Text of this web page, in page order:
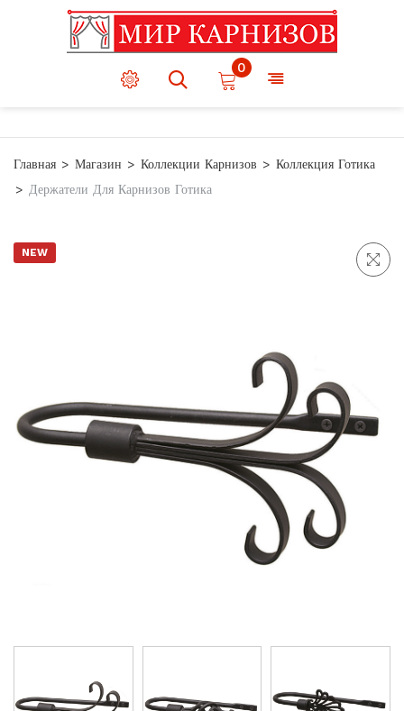
0
Главная Магазин Коллекции Карнизов
Коллекция Готика
Держатели Для Карнизов Готика
NEW